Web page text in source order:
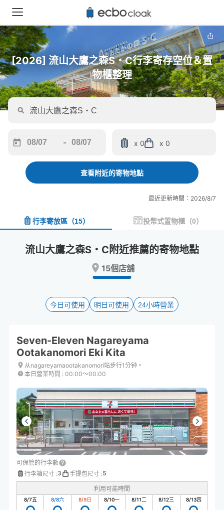
[2026] 流山大鷹之森S・C行李寄存空位＆置
物櫃整理
forward
interact
and
a
date.
keyboard
shortcuts
for
changing
-
backward
interact
and
a
date.
key
to
keyboard
shortcuts
for
changing
x 0 x 0
查看附近的寄物地點
最近更新時間：2026/8/7
行李寄放區 （15） 投幣式置物櫃 （0）
流山大鷹之森S・C附近推薦的寄物地點
15個店舖
今日可使用 明日可使用 24小時營業
Seven-Eleven Nagareyama
Ootakanomori Eki Kita
从nagareyamaootakanomori站步行1分钟。
本日營業時間 : 00:00〜00:00
可保管的行李數
行李箱尺寸 :3 手提包尺寸 :5
利用可能時間
8/7五 8/8六 8/9日 8/10一 8/11二 8/12三 8/13四